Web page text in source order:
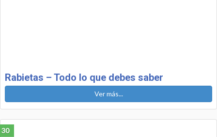
Rabietas – Todo lo que debes saber
Ver más...
30